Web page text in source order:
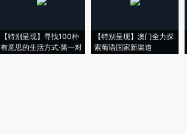
【特别呈现】寻找100种
有意思的生活方式·第一对
【特别呈现】澳门全力探
索葡语国家新渠道